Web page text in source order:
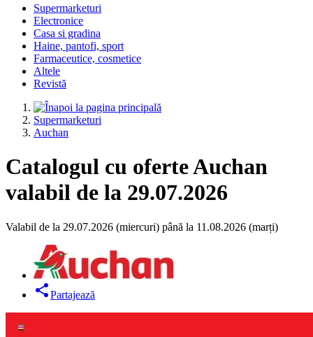
Supermarketuri
Electronice
Casa si gradina
Haine, pantofi, sport
Farmaceutice, cosmetice
Altele
Revistă
Supermarketuri
Auchan
Catalogul cu oferte Auchan
valabil de la 29.07.2026
Valabil de la 29.07.2026 (miercuri) până la 11.08.2026 (marți)
Partajează